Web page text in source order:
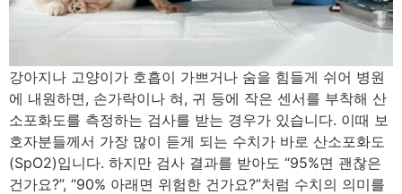
강아지나 고양이가 호흡이 가쁘거나 숨을 힘들게 쉬어 병원
에 내원하면, 손가락이나 혀, 귀 등에 작은 센서를 부착해 산
소포화도를 측정하는 검사를 받는 경우가 있습니다. 이때 보
호자분들께서 가장 많이 듣게 되는 수치가 바로 산소포화도
(SpO2)입니다. 하지만 검사 결과를 받아도 “95%면 괜찮은
건가요?”, “90% 아래면 위험한 건가요?”처럼 수치의 의미를